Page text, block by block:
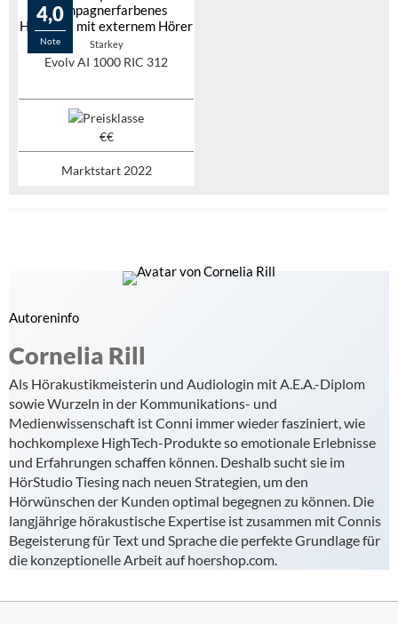
4,0
Note Starkey
Evolv AI 1000 RIC 312
Marktstart 2022
Autoreninfo
Cornelia Rill
Als Hörakustikmeisterin und Audiologin mit A.E.A.-Diplom
sowie Wurzeln in der Kommunikations- und
Medienwissenschaft ist Conni immer wieder fasziniert, wie
hochkomplexe HighTech-Produkte so emotionale Erlebnisse
und Erfahrungen schaffen können. Deshalb sucht sie im
HörStudio Tiesing nach neuen Strategien, um den
Hörwünschen der Kunden optimal begegnen zu können. Die
langjährige hörakustische Expertise ist zusammen mit Connis
Begeisterung für Text und Sprache die perfekte Grundlage für
die konzeptionelle Arbeit auf hoershop.com.